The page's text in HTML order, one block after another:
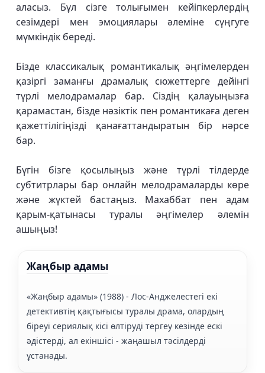
аласыз. Бұл сізге толығымен кейіпкерлердің
сезімдері мен эмоциялары әлеміне сүңгуге
мүмкіндік береді.
Бізде классикалық романтикалық әңгімелерден
қазіргі заманғы драмалық сюжеттерге дейінгі
түрлі мелодрамалар бар. Сіздің қалауыңызға
қарамастан, бізде нәзіктік пен романтикаға деген
қажеттілігіңізді қанағаттандыратын бір нәрсе
бар.
Бүгін бізге қосылыңыз және түрлі тілдерде
субтитрлары бар онлайн мелодрамаларды көре
және жүктей бастаңыз. Махаббат пен адам
қарым-қатынасы туралы әңгімелер әлемін
ашыңыз!
Жаңбыр адамы
«Жаңбыр адамы» (1988) - Лос-Анджелестегі екі
детективтің қақтығысы туралы драма, олардың
біреуі сериялық кісі өлтіруді тергеу кезінде ескі
әдістерді, ал екіншісі - жаңашыл тәсілдерді
ұстанады.